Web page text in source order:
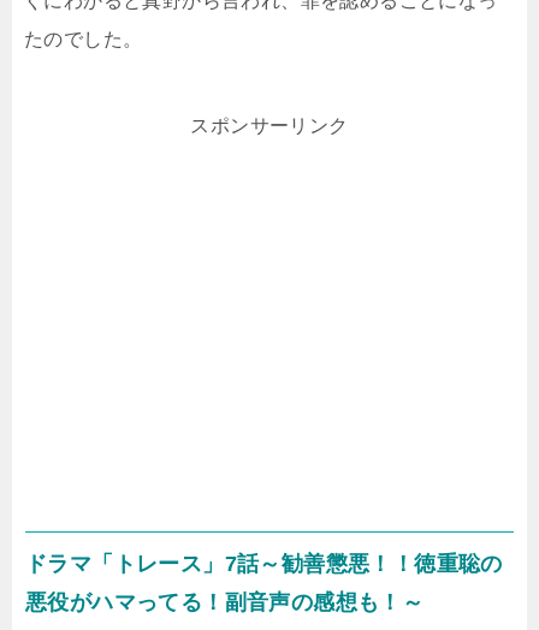
たのでした。
スポンサーリンク
ドラマ「トレース」7話～勧善懲悪！！徳重聡の
悪役がハマってる！副音声の感想も！～